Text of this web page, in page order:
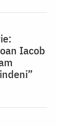
Iacob